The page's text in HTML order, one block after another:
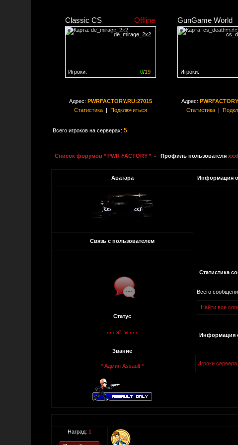
Classic CS Offline
de_mirage_2x2
0/19
Игроки:
GunGame World
Игроки:
Адрес: PWRFACTORY.RU:27015
Статистика| Подключиться
Адрес:
Статистика|
Всего игроков на серверах: 5
Список форумов * PWR FACTORY * - Профиль пользователя
Аватара Информация о
Статистика
Всего
Найти все
Информация
Игроки
Связь с пользователем
Статус
Звание
* Админ Assault *
Наград: 1